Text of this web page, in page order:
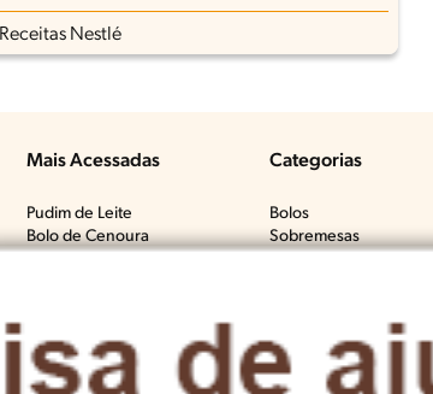
Receitas Nestlé
Mais Acessadas
Pudim de Leite
Bolo de Cenoura
Molho Branco
Brigadeiro
Categorias
Bolos
Sobremesas
Peixes
Todas as Categorias